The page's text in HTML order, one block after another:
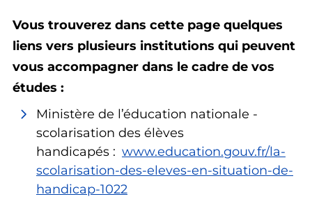
Vous trouverez dans cette page quelques
liens vers plusieurs institutions qui peuvent
vous accompagner dans le cadre de vos
études :
Ministère de l’éducation nationale -
scolarisation des élèves
handicapés : www.education.gouv.fr/la-
scolarisation-des-eleves-en-situation-de-
handicap-1022